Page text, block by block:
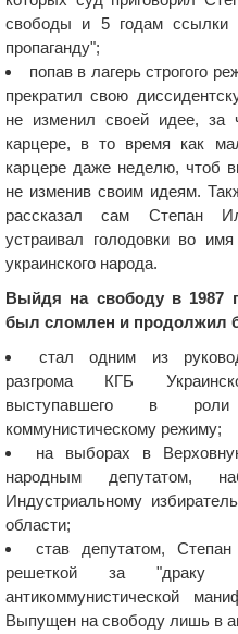
свободы и 5 годам ссылки
пропаганду";
попав в лагерь строгого
прекратил свою
не изменил своей идее,
карцере, в то время как
карцере даже неделю, чтоб
не изменив своим идеям.
рассказал сам Степан
устраивал голодовки во
украинского народа.
Выйдя на свободу в 1987
был сломлен и продолжил
стал одним из
разгрома КГБ
выступавшего в роли
коммунистическому режиму;
на выборах в
народным депутатом,
Индустриальному
области;
став депутатом,
решеткой за
антикоммунистической
Выпущен на свободу лишь в